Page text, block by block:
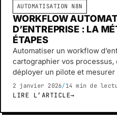
AUTOMATISATION N8N
WORKFLOW
D’ENTREPRISE : LA
ÉTAPES
Automatiser un workflow
cartographier vos
déployer un pilote et mesurer
2 janvier 2026/14 min de
LIRE L’ARTICLE→